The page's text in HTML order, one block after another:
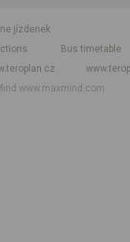
jízdenek
Bus timetable
www.maxmind.com